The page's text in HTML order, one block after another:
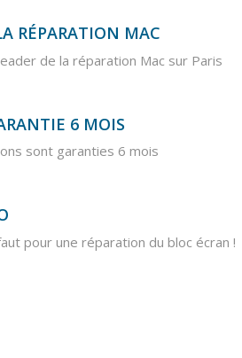
RÉPARATION MAC
de la réparation Mac sur Paris
6 MOIS
sont garanties 6 mois
pour une réparation du bloc écran !